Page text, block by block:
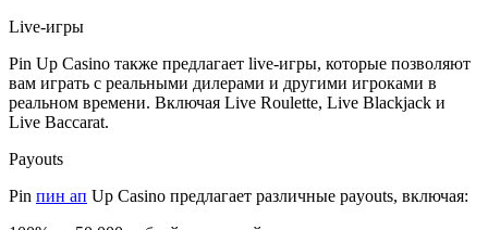
Live-игры
Pin Up Casino также предлагает live-игры, которые позволяют
вам играть с реальными дилерами и другими игроками в
реальном времени. Включая Live Roulette, Live Blackjack и
Live Baccarat.
Payouts
Pin пин ап Up Casino предлагает различные payouts, включая: